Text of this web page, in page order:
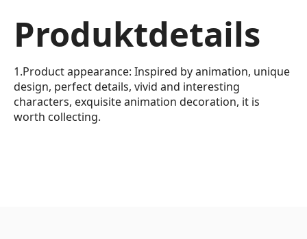
Produktdetails
1.Product appearance: Inspired by animation, unique
design, perfect details, vivid and interesting
characters, exquisite animation decoration, it is
worth collecting.